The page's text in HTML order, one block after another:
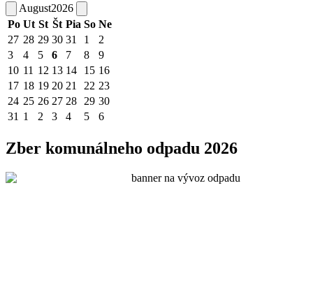
August2026
Po Ut St Št Pia So Ne
27 28 29 30 31 1
2
3
4 5 6 7 8
9
10 11 12 13 14 15 16
17 18 19 20 21 22 23
24 25 26 27 28 29 30
31 1 2 3 4 5 6
Zber komunálneho odpadu 2026